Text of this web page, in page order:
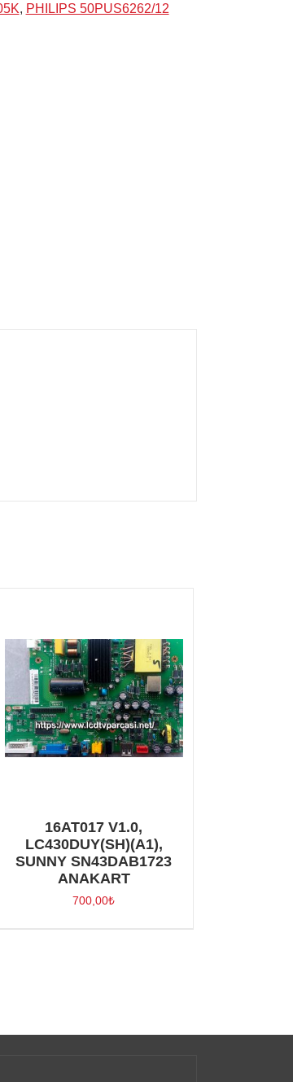
, PHILIPS 50PUS6262/12
16AT017 V1.0,
LC430DUY(SH)(A1),
SUNNY SN43DAB1723
ANAKART
700,00₺